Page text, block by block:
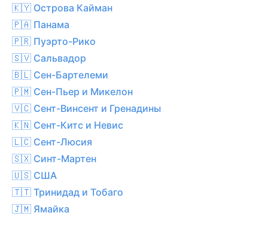
🇰🇾 Острова Кайман
🇵🇦 Панама
🇵🇷 Пуэрто-Рико
🇸🇻 Сальвадор
🇧🇱 Сен-Бартелеми
🇵🇲 Сен-Пьер и Микелон
🇻🇨 Сент-Винсент и Гренадины
🇰🇳 Сент-Китс и Невис
🇱🇨 Сент-Люсия
🇸🇽 Синт-Мартен
🇺🇸 США
🇹🇹 Тринидад и Тобаго
🇯🇲 Ямайка